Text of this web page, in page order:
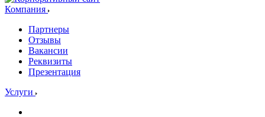
Компания
Партнеры
Отзывы
Вакансии
Реквизиты
Презентация
Услуги